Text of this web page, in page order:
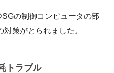
の制御コンピュータの部
策がとられました。
トラブル